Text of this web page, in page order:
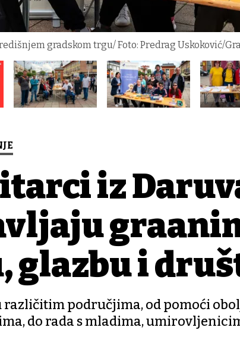
gradskom trgu/ Foto: Predrag Uskoković/
iz
glazbu i
različitim područjima, od pomoći
do rada s mladima,